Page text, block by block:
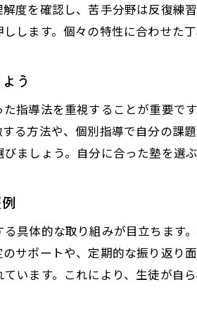
家庭と塾が連携する学
塾で身につく自己管理
塾と家庭で使える自発
小倉南区で注目の学習サポ
塾が導入する最新の
塾を活用した多様な
塾の工夫で子どもの
塾選びで重視したい
度を確認し、苦手分野は反復
します。個々の特性に合わせた
う
指導法を重視することが重要で
る方法や、個別指導で自分の課
ましょう。自分に合った塾を選
具体的な取り組みが目立ちま
サポートや、定期的な振り返
います。これにより、生徒が自